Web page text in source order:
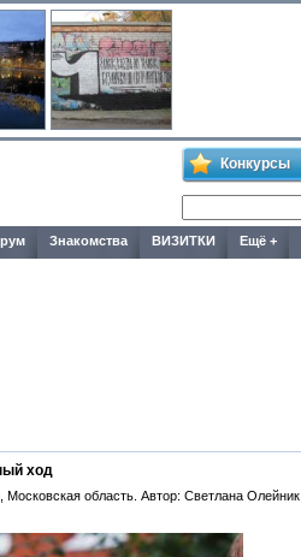
Конкурсы
Знакомства ВИЗИТКИ Ещё +
ход
область. Автор: Светлана Олейник.